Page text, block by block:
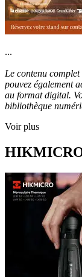
...
Le contenu
pouvez également
au format digital.
bibliothèque
Voir plus